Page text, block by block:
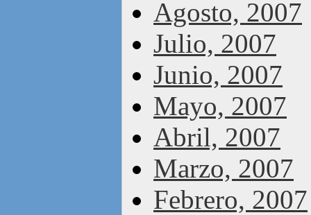
Agosto, 2007
Julio, 2007
Junio, 2007
Mayo, 2007
Abril, 2007
Marzo, 2007
Febrero, 2007